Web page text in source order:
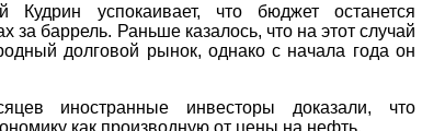
Кудрин успокаивает, что бюджет останется
баррель. Раньше казалось, что на этот случай
долговой рынок, однако с начала года он
иностранные инвесторы доказали, что
как производную от цены на нефть.